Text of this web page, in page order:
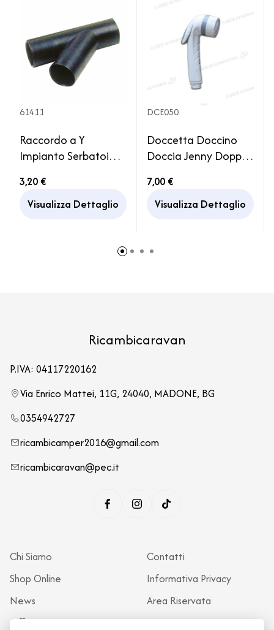
61411
Raccordo a Y
Impianto Serbatoio
3,20 €
Visualizza Dettaglio
DCE050
Doccetta Doccino
Doccia Jenny Doppio
Camper
7,00 €
Visualizza Dettaglio
Ricambicaravan
P.IVA: 04117220162
Via Enrico Mattei, 11G, 24040, MADONE, BG
0354942727
ricambicamper2016@gmail.com
ricambicaravan@pec.it
Chi Siamo
Shop Online
News
Officina
Contatti
Informativa Privacy
Area Riservata